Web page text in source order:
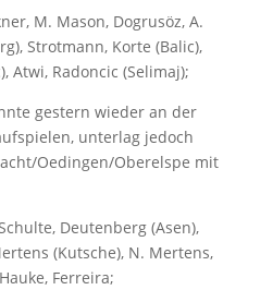
M. Mason, Dogrusöz, A.
Strotmann, Korte (Balic),
Atwi, Radoncic (Selimaj);
gestern wieder an der
unterlag jedoch
Oedingen/Oberelspe mit
Deutenberg (Asen),
(Kutsche), N. Mertens,
Ferreira;